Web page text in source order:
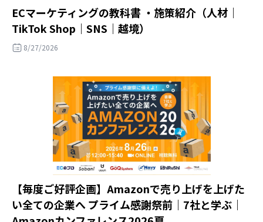
ECマーケティングの教科書 ・施策紹介（人材｜
TikTok Shop｜SNS｜越境）
8/27/2026
【毎度ご好評企画】Amazonで売り上げを上げた
い全ての企業へ プライム感謝祭前｜7社と学ぶ｜